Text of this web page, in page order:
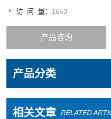
访 问 量： 1653
产品咨询
产品分类
相关文章 RELATED